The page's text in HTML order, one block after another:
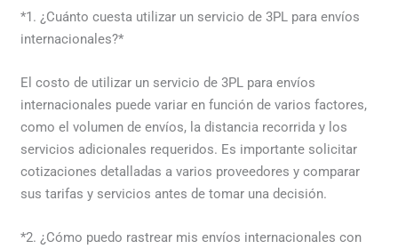
*1. ¿Cuánto cuesta utilizar un servicio de 3PL para envíos
internacionales?*
El costo de utilizar un servicio de 3PL para envíos
internacionales puede variar en función de varios factores,
como el volumen de envíos, la distancia recorrida y los
servicios adicionales requeridos. Es importante solicitar
cotizaciones detalladas a varios proveedores y comparar
sus tarifas y servicios antes de tomar una decisión.
*2. ¿Cómo puedo rastrear mis envíos internacionales con